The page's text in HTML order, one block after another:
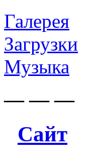
Галерея
Загрузки
Музыка
— — —
Сайт